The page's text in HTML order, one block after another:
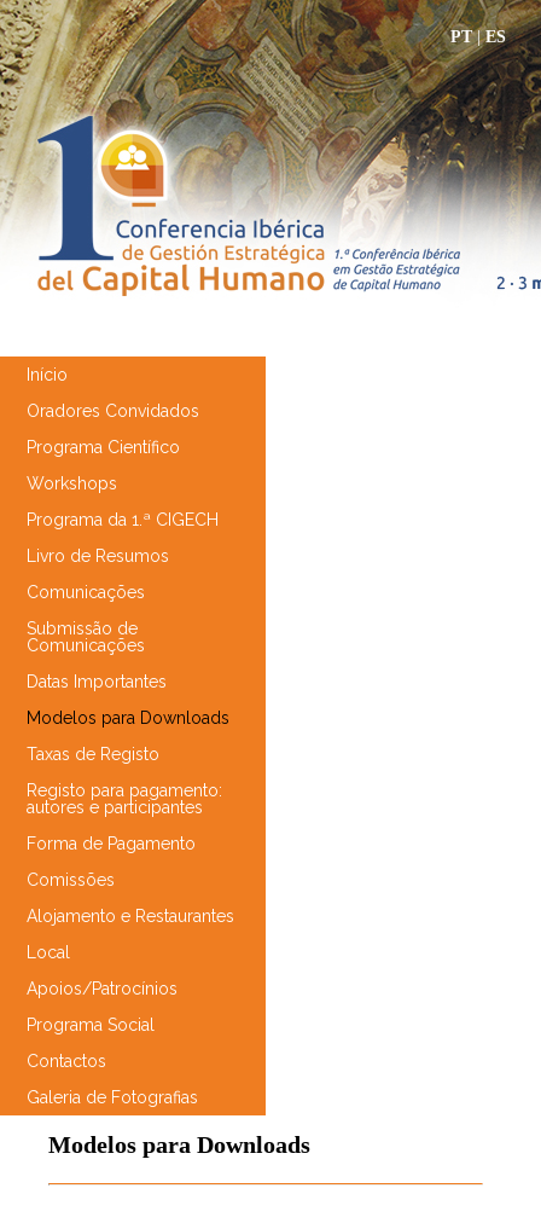
PT|ES
Início
Oradores Convidados
Programa Científico
Workshops
Programa da 1.ª CIGECH
Livro de Resumos
Comunicações
Submissão de
Comunicações
Datas Importantes
Modelos para Downloads
Taxas de Registo
Registo para pagamento:
autores e participantes
Forma de Pagamento
Comissões
Alojamento e Restaurantes
Local
Apoios/Patrocínios
Programa Social
Contactos
Galeria de Fotografias
Modelos para Downloads